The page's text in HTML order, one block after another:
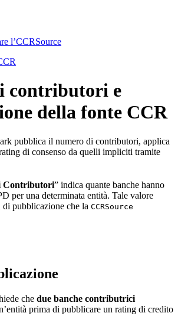
l’CCRSource
contributori e
della fonte CCR
pubblica il numero di contributori, applica
di consenso da quelli impliciti tramite
Contributori” indica quante banche hanno
per una determinata entità. Tale valore
di pubblicazione che la CCRSource
che due banche contributrici
prima di pubblicare un rating di credito